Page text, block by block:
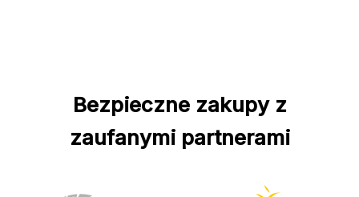
Bezpieczne zakupy z
zaufanymi partnerami